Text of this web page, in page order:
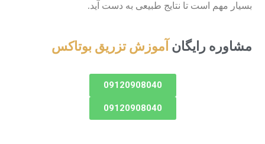
بسیار مهم است تا نتایج طبیعی به دست آید.
مشاوره رایگان آموزش تزریق بوتاکس
09120908040
09120908040